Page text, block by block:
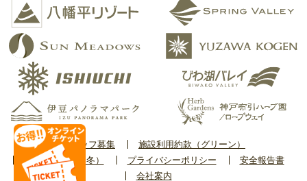
スタッフ募集
施設利用約款（グリーン）
施設利用約款（冬）
プライバシーポリシー
安全報告書
会社案内